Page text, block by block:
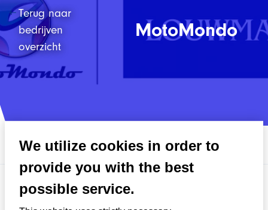
hoofdinhoud
Werken bij
Nieuws
Terug naar
bedrijven
overzicht
MotoMondo
Vacatures
OVER MOTOMONDO
We utilize cookies in order to
provide you with the best
possible service.